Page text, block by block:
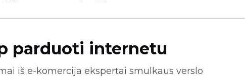
parduoti internetu
iš e-komercija ekspertai smulkaus verslo